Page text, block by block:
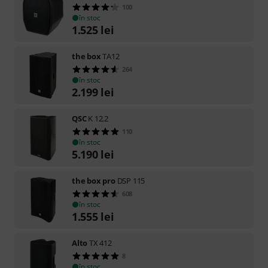
100
în stoc
1.525 lei
the boxTA12
264
în stoc
2.199 lei
QSCK 12.2
110
în stoc
5.190 lei
the box pro DSP 115
608
în stoc
1.555 lei
AltoTX 412
8